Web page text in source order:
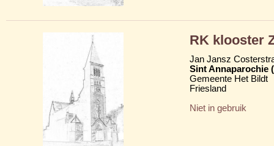
RK klooster
Jan Jansz
Sint Annaparochie
Gemeente Het Bildt
Friesland
Niet in gebruik